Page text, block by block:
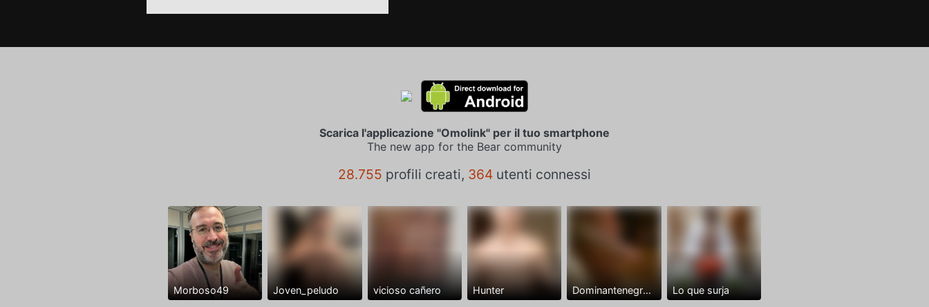
Scarica l'applicazione "Omolink" per il tuo smartphone
The new app for the Bear community
28.755 profili creati, 364 utenti connessi
Morboso49 Joven_peludo vicioso cañero Hunter Dominantenegro ya Lo que surja